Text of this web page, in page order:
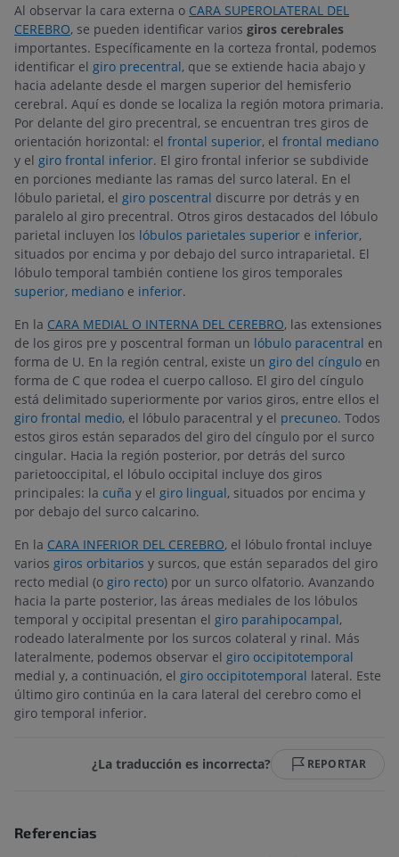
Al observar la cara externa o CARA SUPEROLATERAL DEL
CEREBRO, se pueden identificar varios giros cerebrales
importantes. Específicamente en la corteza frontal, podemos
identificar el giro precentral, que se extiende hacia abajo y
hacia adelante desde el margen superior del hemisferio
cerebral. Aquí es donde se localiza la región motora primaria.
Por delante del giro precentral, se encuentran tres giros de
orientación horizontal: el frontal superior, el frontal mediano
y el giro frontal inferior. El giro frontal inferior se subdivide
en porciones mediante las ramas del surco lateral. En el
lóbulo parietal, el giro poscentral discurre por detrás y en
paralelo al giro precentral. Otros giros destacados del lóbulo
parietal incluyen los lóbulos parietales superior e inferior,
situados por encima y por debajo del surco intraparietal. El
lóbulo temporal también contiene los giros temporales
superior, mediano e inferior.
En la CARA MEDIAL O INTERNA DEL CEREBRO, las extensiones
de los giros pre y poscentral forman un lóbulo paracentral en
forma de U. En la región central, existe un giro del cíngulo en
forma de C que rodea el cuerpo calloso. El giro del cíngulo
está delimitado superiormente por varios giros, entre ellos el
giro frontal medio, el lóbulo paracentral y el precuneo. Todos
estos giros están separados del giro del cíngulo por el surco
cingular. Hacia la región posterior, por detrás del surco
parietooccipital, el lóbulo occipital incluye dos giros
principales: la cuña y el giro lingual, situados por encima y
por debajo del surco calcarino.
En la CARA INFERIOR DEL CEREBRO, el lóbulo frontal incluye
varios giros orbitarios y surcos, que están separados del giro
recto medial (o giro recto) por un surco olfatorio. Avanzando
hacia la parte posterior, las áreas mediales de los lóbulos
temporal y occipital presentan el giro parahipocampal,
rodeado lateralmente por los surcos colateral y rinal. Más
lateralmente, podemos observar el giro occipitotemporal
medial y, a continuación, el giro occipitotemporal lateral. Este
último giro continúa en la cara lateral del cerebro como el
giro temporal inferior.
¿La traducción es incorrecta? REPORTAR
Referencias